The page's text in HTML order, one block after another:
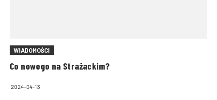
WIADOMOŚCI
Co nowego na Strażackim?
2024-04-13